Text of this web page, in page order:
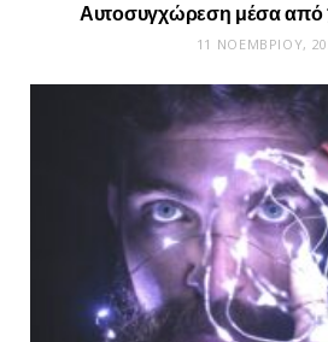
Αυτοσυγχώρεση μέσα από
11 ΝΟΕΜΒΡΊΟΥ,